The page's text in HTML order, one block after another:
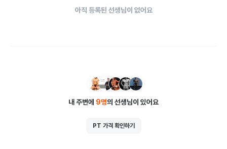
아직 등록된 선생님이 없어요
내 주변에 9명의 선생님이 있어요
PT 가격 확인하기